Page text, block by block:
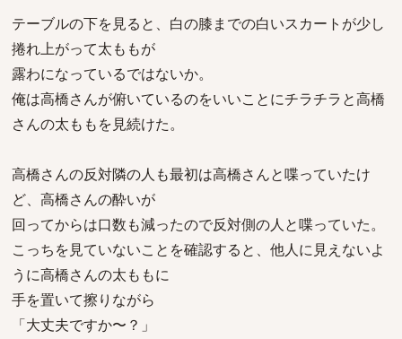
テーブルの下を見ると、白の膝までの白いスカートが少し
捲れ上がって太ももが
露わになっているではないか。
俺は高橋さんが俯いているのをいいことにチラチラと高橋
さんの太ももを見続けた。
高橋さんの反対隣の人も最初は高橋さんと喋っていたけ
ど、高橋さんの酔いが
回ってからは口数も減ったので反対側の人と喋っていた。
こっちを見ていないことを確認すると、他人に見えないよ
うに高橋さんの太ももに
手を置いて擦りながら
「大丈夫ですか〜？」